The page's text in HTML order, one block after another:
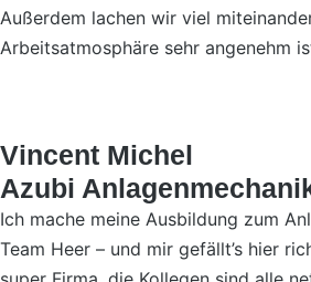
Außerdem lachen wir viel
Arbeitsatmosphäre sehr angenehm
Vincent Michel
Azubi
Ich mache meine Ausbildung zum
Team Heer – und mir gefällt’s hier